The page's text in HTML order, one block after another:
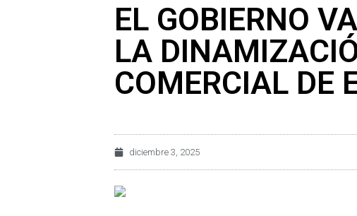
EL GOBIERNO
LA
COMERCIAL DE
diciembre 3, 2025